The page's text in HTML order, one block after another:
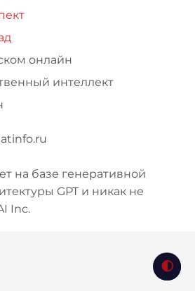
онлайн
интеллект
на базе генеративной
GPT и никак не
Inc.